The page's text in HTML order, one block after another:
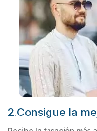
2.Consigue la